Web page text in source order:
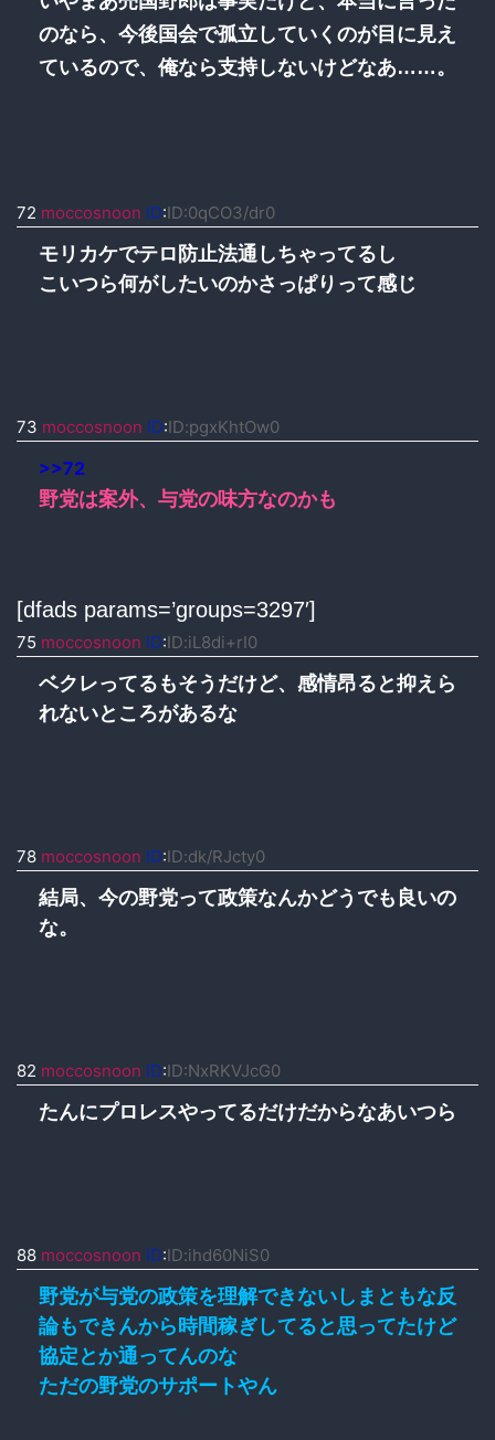
のなら、今後国会で孤立していくのが目に見え
ているので、俺なら支持しないけどなあ……。
72 moccosnoon ID:ID:0qCO3/dr0
モリカケでテロ防止法通しちゃってるし
こいつら何がしたいのかさっぱりって感じ
73 moccosnoon ID:ID:pgxKhtOw0
>>72
野党は案外、与党の味方なのかも
[dfads params=’groups=3297′]
75 moccosnoon ID:ID:iL8di+rI0
ベクレってるもそうだけど、感情昂ると抑えら
れないところがあるな
78 moccosnoon ID:ID:dk/RJcty0
結局、今の野党って政策なんかどうでも良いの
な。
82 moccosnoon ID:ID:NxRKVJcG0
たんにプロレスやってるだけだからなあいつら
88 moccosnoon ID:ID:ihd60NiS0
野党が与党の政策を理解できないしまともな反
論もできんから時間稼ぎしてると思ってたけど
協定とか通ってんのな
ただの野党のサポートやん